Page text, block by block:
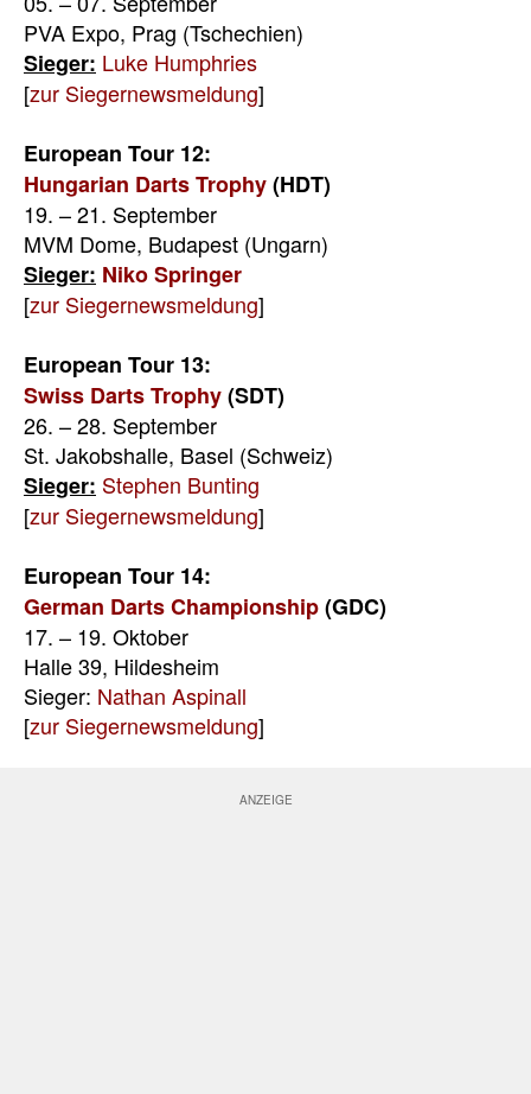
PVA Expo, Prag (Tschechien)
Sieger: Luke Humphries
[zur Siegernewsmeldung]
European Tour 12:
Hungarian Darts Trophy(HDT)
19. – 21. September
MVM Dome, Budapest (Ungarn)
Sieger: Niko Springer
[zur Siegernewsmeldung]
European Tour 13:
Swiss Darts Trophy(SDT)
26. – 28. September
St. Jakobshalle, Basel (Schweiz)
Sieger: Stephen Bunting
[zur Siegernewsmeldung]
European Tour 14:
German Darts Championship(GDC)
17. – 19. Oktober
Halle 39, Hildesheim
Sieger: Nathan Aspinall
[zur Siegernewsmeldung]